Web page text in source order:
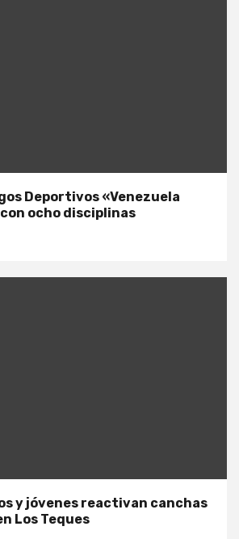
Deportivos «Venezuela
ocho disciplinas
y jóvenes reactivan canchas
Los Teques